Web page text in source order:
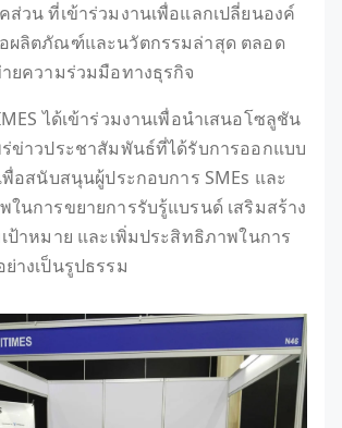
วน ที่เข้าร่วมงานเพื่อแลกเปลี่ยนองค์
ผลิตภัณฑ์และนวัตกรรมล่าสุด ตลอด
ยความร่วมมือทางธุรกิจ
ได้เข้าร่วมงานเพื่อนำเสนอโซลูชัน
ร่ข่าวประชาสัมพันธ์ที่ได้รับการออกแบบ
พื่อสนับสนุนผู้ประกอบการ SMEs และ
นการขยายการรับรู้แบรนด์ เสริมสร้าง
ป้าหมาย และเพิ่มประสิทธิภาพในการ
างเป็นรูปธรรม